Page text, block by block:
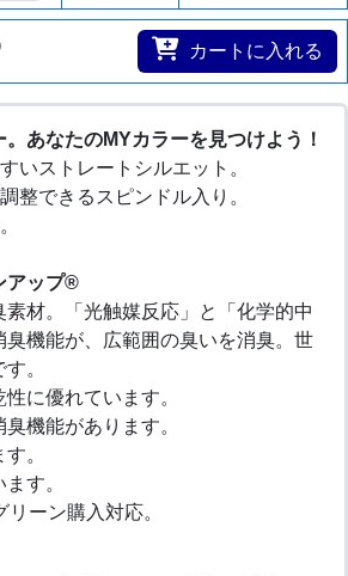
カートに入れる
あなたのMYカラーを見つけよう！
いストレートシルエット。
整できるスピンドル入り。
アップ®
材。「光触媒反応」と「化学的中
臭機能が、広範囲の臭いを消臭。世
。
に優れています。
機能があります。
。
す。
リーン購入対応。